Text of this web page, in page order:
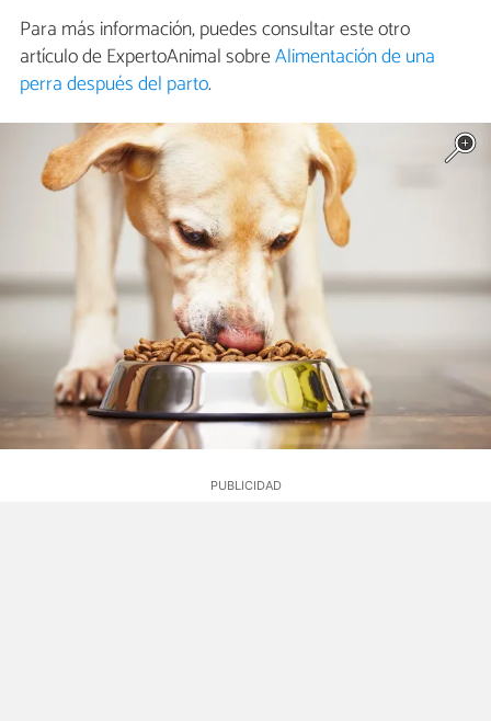
Para más información, puedes consultar este otro
artículo de ExpertoAnimal sobreAlimentación de una
perra después del parto.